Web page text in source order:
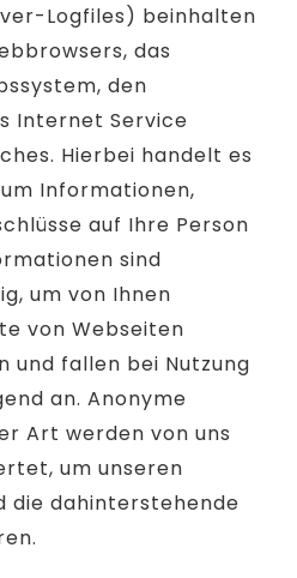
Logfiles) beinhalten
das
den
Internet Service
Hierbei handelt es
Informationen,
auf Ihre Person
sind
um von Ihnen
von Webseiten
und fallen bei Nutzung
an. Anonyme
Art werden von uns
um unseren
dahinterstehende